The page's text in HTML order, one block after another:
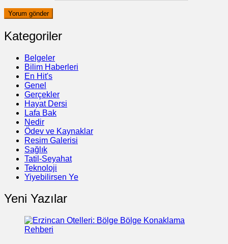
Kategoriler
Belgeler
Bilim Haberleri
En Hit's
Genel
Gerçekler
Hayat Dersi
Lafa Bak
Nedir
Ödev ve Kaynaklar
Resim Galerisi
Sağlık
Tatil-Seyahat
Teknoloji
Yiyebilirsen Ye
Yeni Yazılar